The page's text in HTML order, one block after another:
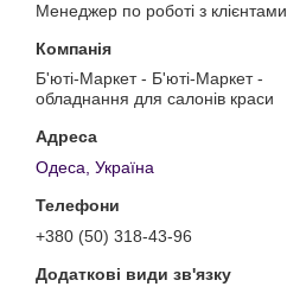
Менеджер по роботі з клієнтами
Б'юті-Маркет - Б'юті-Маркет -
обладнання для салонів краси
Одеса, Україна
+380 (50) 318-43-96